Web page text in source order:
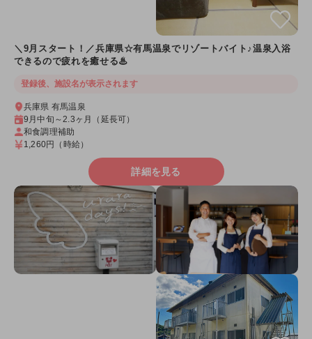
＼9月スタート！／兵庫県☆有馬温泉でリゾートバイト♪温泉入浴
できるので疲れを癒せる♨
登録後、施設名が表示されます
兵庫県 有馬温泉
9月中旬～2.3ヶ月（延長可）
和食調理補助
1,260円
（時給）
詳細を見る